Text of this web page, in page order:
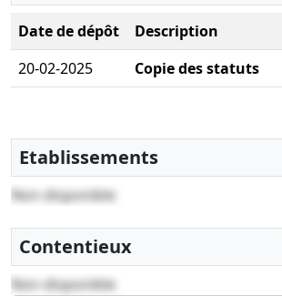
Date de dépôt Description
20-02-2025
Copie des statuts
Etablissements
Non disponible
Contentieux
Non disponible